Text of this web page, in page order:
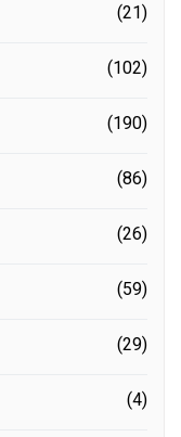
(21)
(102)
(190)
(86)
(26)
(59)
(29)
(4)